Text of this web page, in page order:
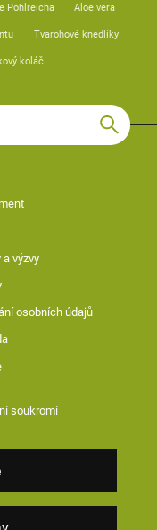
Pohlreicha Aloe vera
Tvarohové knedlíky
koláč
a výzvy
osobních údajů
soukromí